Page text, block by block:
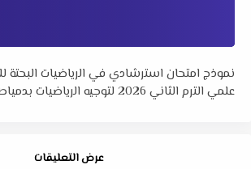
نموذج امتحان استرشادي في الرياضيات البحتة
علمي الترم الثاني 2026 لتوجيه الرياضيات بدمياط
عرض التعليقات